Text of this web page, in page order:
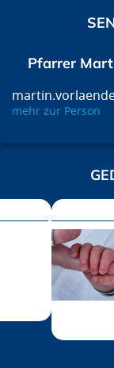
Pfarrer
mehr zur Person